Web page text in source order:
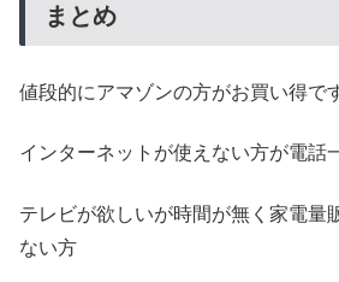
まとめ
値段的にアマゾンの方がお買い得で
インターネットが使えない方が電話
テレビが欲しいが時間が無く家電量
ない方